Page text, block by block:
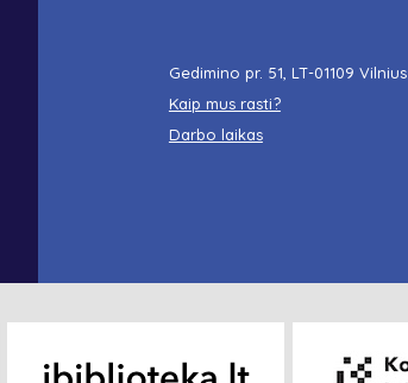
Gedimino pr. 51, LT-01109 Vilnius
Kaip mus rasti?
Darbo laikas